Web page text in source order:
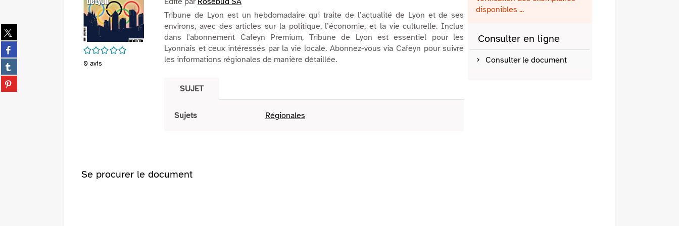
Partager
sur
twitter
(Nouvelle
fenêtre)
Partager
sur
facebook
(Nouvelle
fenêtre)
Partager
sur
tumblr
Partager
sur
/5
0 avis
Tribune de Lyon est un hebdomadaire qui traite de l’actualité de Lyon et de ses
environs, avec des articles sur la politique, l’économie, et la vie culturelle. Inclus
dans l'abonnement Cafeyn Premium, Tribune de Lyon est essentiel pour les
Lyonnais et ceux intéressés par la vie locale. Abonnez-vous via Cafeyn pour suivre
les informations régionales de manière détaillée.
SUJET
Sujets Régionales
disponibles ...
Consulter en ligne
Consulter le document
Se procurer le document